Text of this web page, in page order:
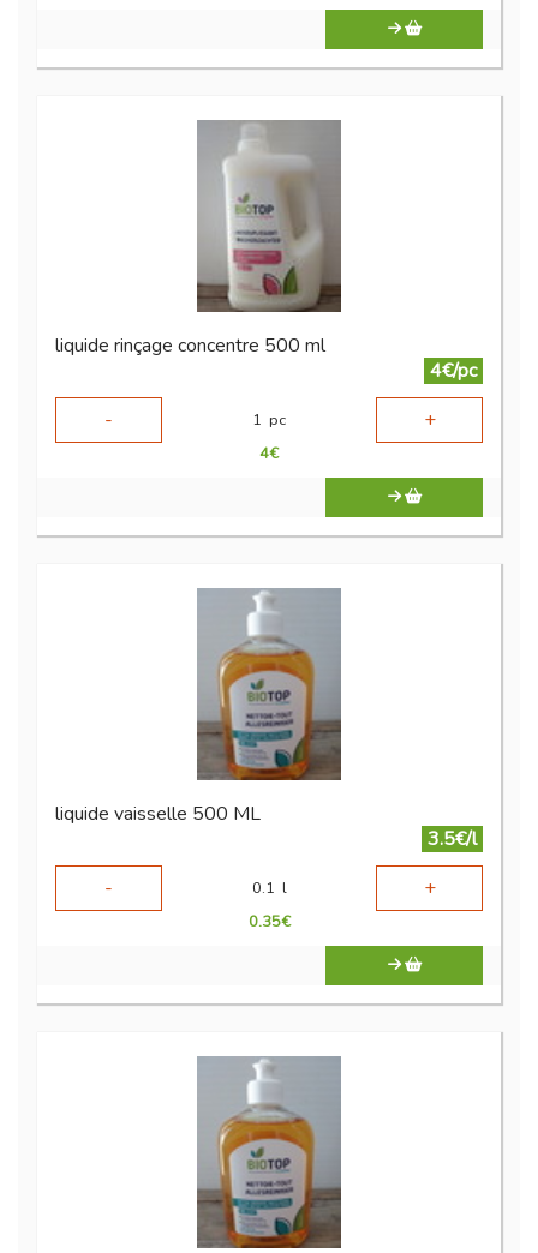
liquide rinçage concentre 500 ml
4€/pc
-
1 pc +
4€
liquide vaisselle 500 ML
3.5€/l
-
0.1 l +
0.35€